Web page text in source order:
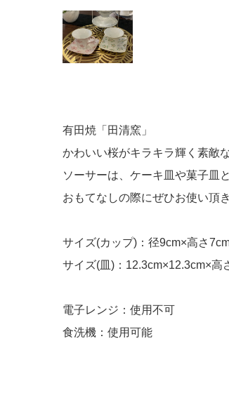
有田焼「田清窯」
かわいい桜がキラキラ輝く素敵
ソーサーは、ケーキ皿や菓子皿
おもてなしの際にぜひお使い頂
サイズ(カップ)：径9cm×高さ
サイズ(皿)：12.3cm×12.3cm×高
電子レンジ：使用不可
食洗機：使用可能